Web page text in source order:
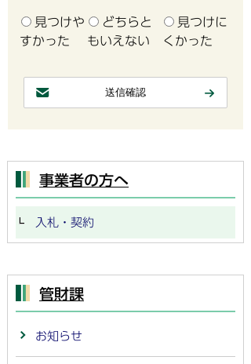
見つけや
すかった
どちらと
もいえない
見つけに
くかった
事業者の方へ
入札・契約
管財課
お知らせ